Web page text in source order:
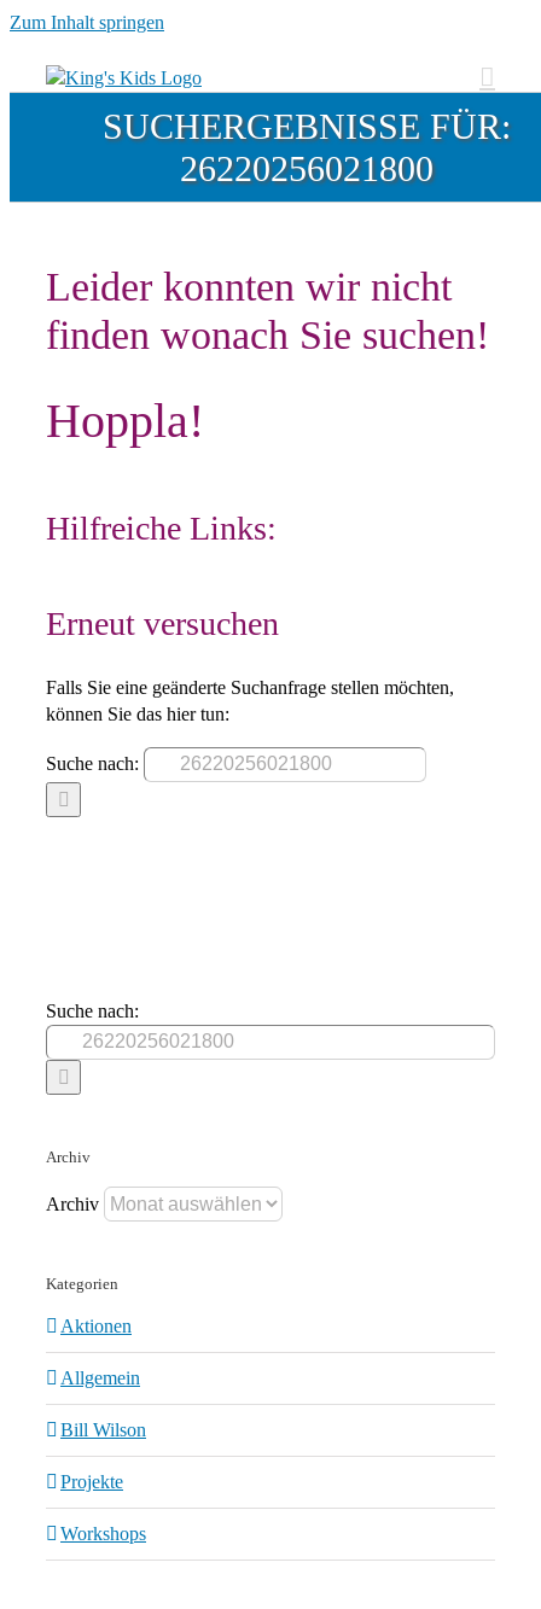
Zum Inhalt springen
SUCHERGEBNISSE FÜR:
26220256021800
Leider konnten wir nicht
finden wonach Sie suchen!
Hoppla!
Hilfreiche Links:
Erneut versuchen
Falls Sie eine geänderte Suchanfrage stellen möchten,
können Sie das hier tun:
Suche nach:
Suche nach:
Archiv
Archiv
Kategorien
Aktionen
Allgemein
Bill Wilson
Projekte
Workshops